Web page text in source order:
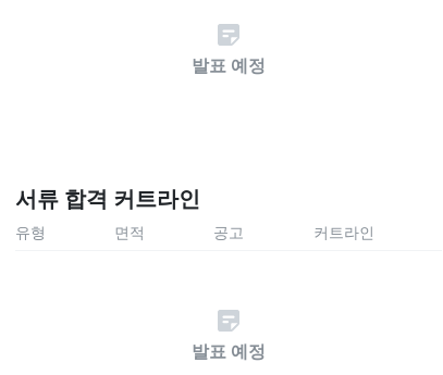
발표 예정
서류 합격 커트라인
유형 면적 공고 커트라인
발표 예정